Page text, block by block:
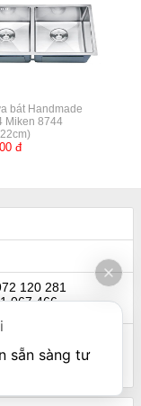
bát Handmade
Miken 8744
đ
120 281
067 466
066
sẵn sàng tư